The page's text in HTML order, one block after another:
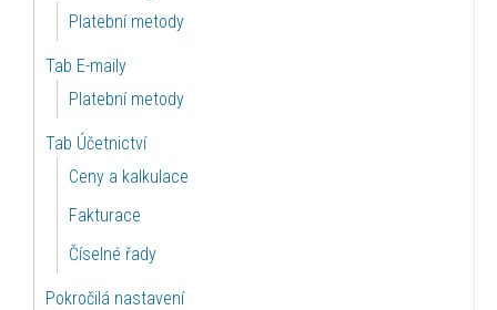
Platební metody
Tab E-maily
Platební metody
Tab Účetnictví
Ceny a kalkulace
Fakturace
Číselné řady
Pokročilá nastavení